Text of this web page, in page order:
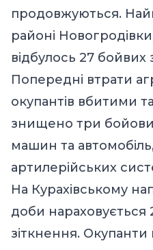
продовжуються.
районі
відбулось 27 бойвих
Попередні втрати
окупантів вбитими
знищено три
машин та
артилерійських
На Курахівському
доби нараховується
зіткнення. Окупанти